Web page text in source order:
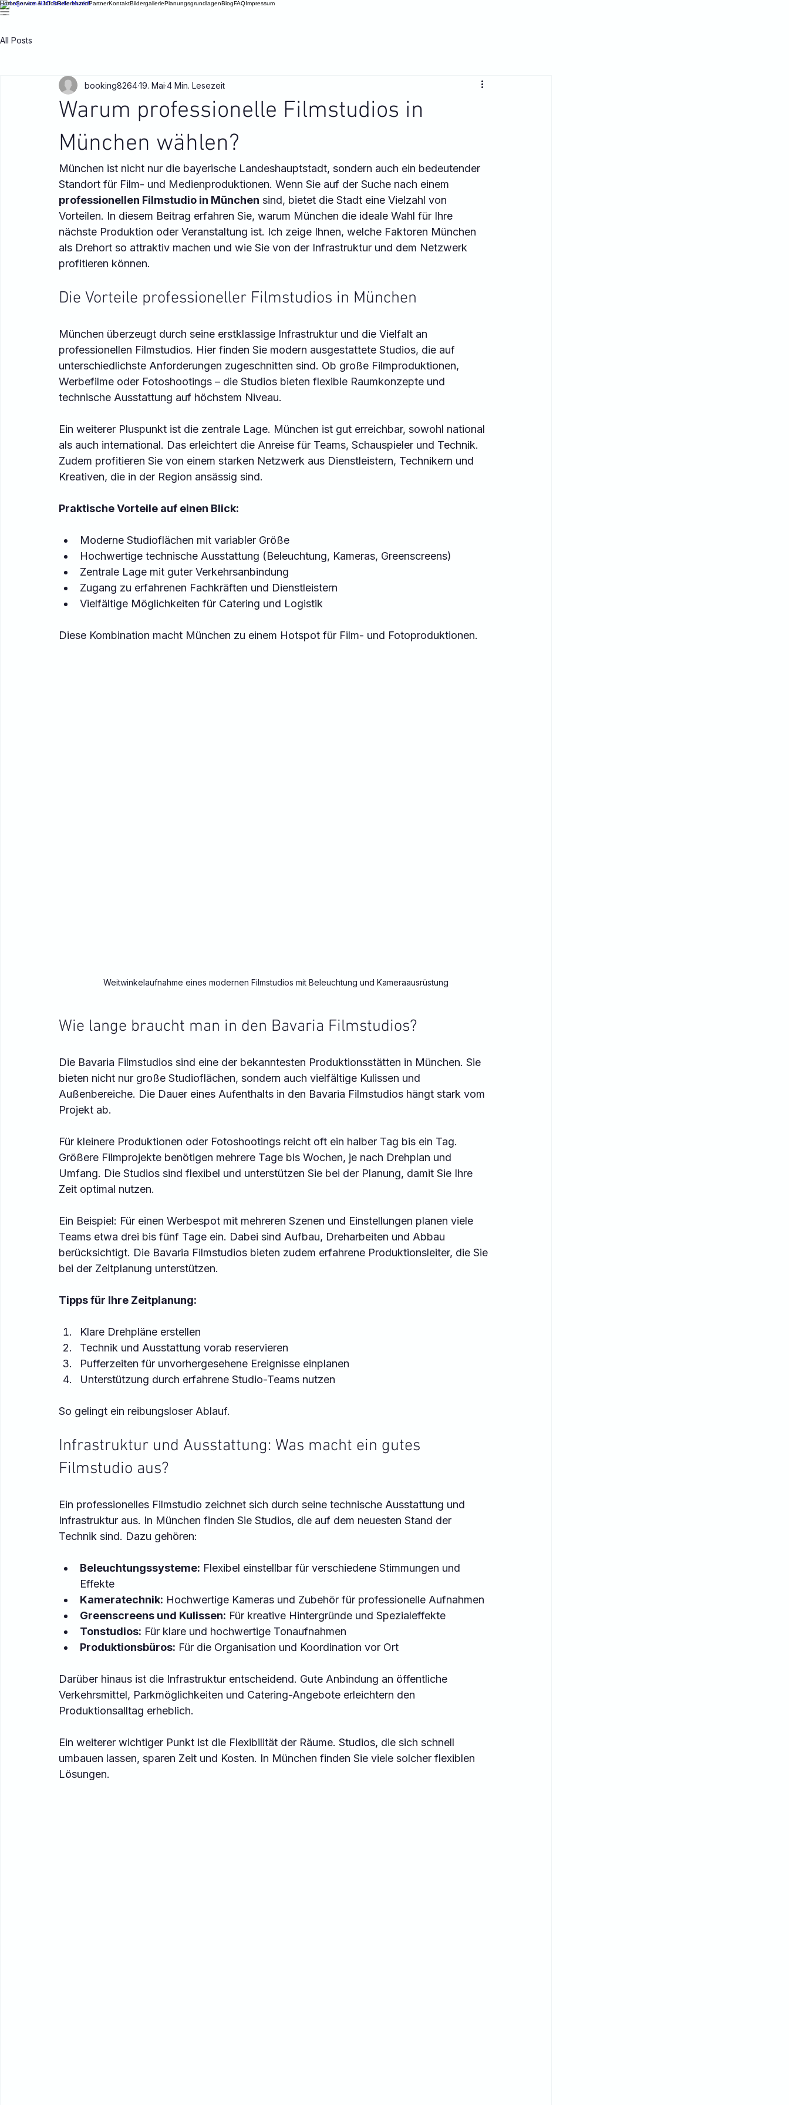
HomeService & InfosReferenzenPartnerKontaktBildergalleriePlanungsgrundlagenBlogFAQImpressum
All Posts
Warum professionelle Filmstudios in
München wählen?
booking826419. Mai 4 Min. Lesezeit
München ist nicht nur die bayerische Landeshauptstadt, sondern auch ein bedeutender
Standort für Film- und Medienproduktionen. Wenn Sie auf der Suche nach einem
professionellen Filmstudio in München sind, bietet die Stadt eine Vielzahl von
Vorteilen. In diesem Beitrag erfahren Sie, warum München die ideale Wahl für Ihre
nächste Produktion oder Veranstaltung ist. Ich zeige Ihnen, welche Faktoren München
als Drehort so attraktiv machen und wie Sie von der Infrastruktur und dem Netzwerk
profitieren können.
Die Vorteile professioneller Filmstudios in München
München überzeugt durch seine erstklassige Infrastruktur und die Vielfalt an
professionellen Filmstudios. Hier finden Sie modern ausgestattete Studios, die auf
unterschiedlichste Anforderungen zugeschnitten sind. Ob große Filmproduktionen,
Werbefilme oder Fotoshootings – die Studios bieten flexible Raumkonzepte und
technische Ausstattung auf höchstem Niveau.
Ein weiterer Pluspunkt ist die zentrale Lage. München ist gut erreichbar, sowohl national
als auch international. Das erleichtert die Anreise für Teams, Schauspieler und Technik.
Zudem profitieren Sie von einem starken Netzwerk aus Dienstleistern, Technikern und
Kreativen, die in der Region ansässig sind.
Praktische Vorteile auf einen Blick:
Moderne Studioflächen mit variabler Größe
Hochwertige technische Ausstattung (Beleuchtung, Kameras, Greenscreens)
Zentrale Lage mit guter Verkehrsanbindung
Zugang zu erfahrenen Fachkräften und Dienstleistern
Vielfältige Möglichkeiten für Catering und Logistik
Diese Kombination macht München zu einem Hotspot für Film- und Fotoproduktionen.
Weitwinkelaufnahme eines modernen Filmstudios mit Beleuchtung und Kameraausrüstung
Wie lange braucht man in den Bavaria Filmstudios?
Die Bavaria Filmstudios sind eine der bekanntesten Produktionsstätten in München. Sie
bieten nicht nur große Studioflächen, sondern auch vielfältige Kulissen und
Außenbereiche. Die Dauer eines Aufenthalts in den Bavaria Filmstudios hängt stark vom
Projekt ab.
Für kleinere Produktionen oder Fotoshootings reicht oft ein halber Tag bis ein Tag.
Größere Filmprojekte benötigen mehrere Tage bis Wochen, je nach Drehplan und
Umfang. Die Studios sind flexibel und unterstützen Sie bei der Planung, damit Sie Ihre
Zeit optimal nutzen.
Ein Beispiel: Für einen Werbespot mit mehreren Szenen und Einstellungen planen viele
Teams etwa drei bis fünf Tage ein. Dabei sind Aufbau, Dreharbeiten und Abbau
berücksichtigt. Die Bavaria Filmstudios bieten zudem erfahrene Produktionsleiter, die Sie
bei der Zeitplanung unterstützen.
Tipps für Ihre Zeitplanung:
Klare Drehpläne erstellen
Technik und Ausstattung vorab reservieren
Pufferzeiten für unvorhergesehene Ereignisse einplanen
Unterstützung durch erfahrene Studio-Teams nutzen
So gelingt ein reibungsloser Ablauf.
Infrastruktur und Ausstattung: Was macht ein gutes
Filmstudio aus?
Ein professionelles Filmstudio zeichnet sich durch seine technische Ausstattung und
Infrastruktur aus. In München finden Sie Studios, die auf dem neuesten Stand der
Technik sind. Dazu gehören:
Beleuchtungssysteme: Flexibel einstellbar für verschiedene Stimmungen und
Effekte
Kameratechnik: Hochwertige Kameras und Zubehör für professionelle Aufnahmen
Greenscreens und Kulissen: Für kreative Hintergründe und Spezialeffekte
Tonstudios: Für klare und hochwertige Tonaufnahmen
Produktionsbüros: Für die Organisation und Koordination vor Ort
Darüber hinaus ist die Infrastruktur entscheidend. Gute Anbindung an öffentliche
Verkehrsmittel, Parkmöglichkeiten und Catering-Angebote erleichtern den
Produktionsalltag erheblich.
Ein weiterer wichtiger Punkt ist die Flexibilität der Räume. Studios, die sich schnell
umbauen lassen, sparen Zeit und Kosten. In München finden Sie viele solcher flexiblen
Lösungen.